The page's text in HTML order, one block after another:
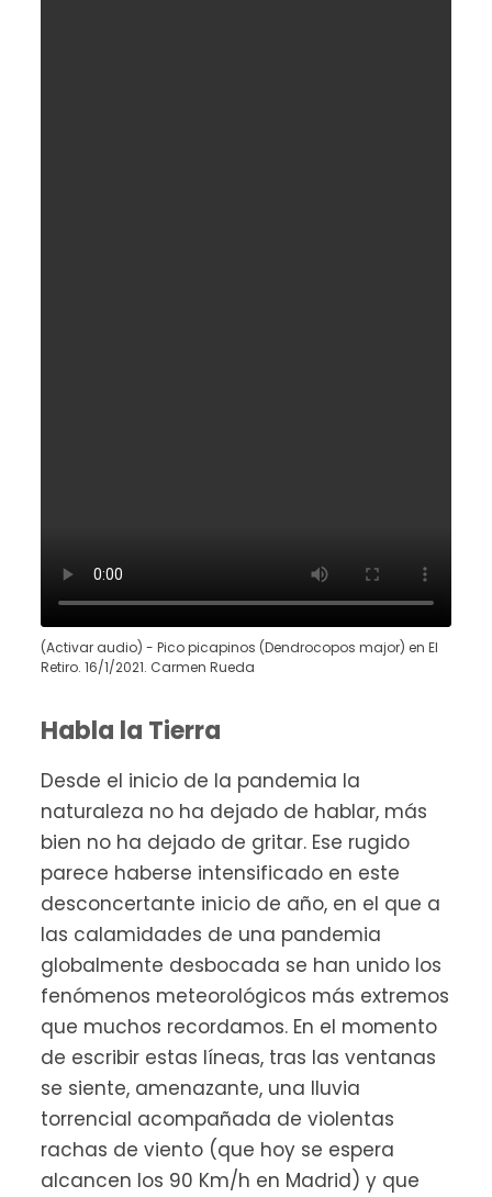
(Activar audio) - Pico picapinos (Dendrocopos major) en El
Retiro. 16/1/2021. Carmen Rueda
Habla la Tierra
Desde el inicio de la pandemia la
naturaleza no ha dejado de hablar, más
bien no ha dejado de gritar. Ese rugido
parece haberse intensificado en este
desconcertante inicio de año, en el que a
las calamidades de una pandemia
globalmente desbocada se han unido los
fenómenos meteorológicos más extremos
que muchos recordamos. En el momento
de escribir estas líneas, tras las ventanas
se siente, amenazante, una lluvia
torrencial acompañada de violentas
rachas de viento (que hoy se espera
alcancen los 90 Km/h en Madrid) y que